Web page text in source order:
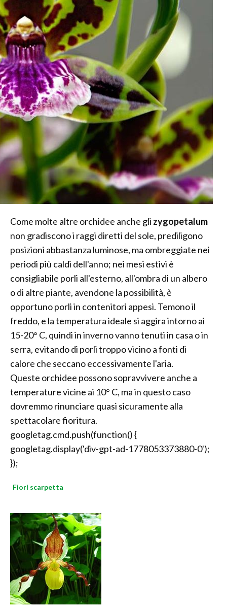
Come molte altre orchidee anche gli zygopetalum
non gradiscono i raggi diretti del sole, prediligono
posizioni abbastanza luminose, ma ombreggiate nei
periodi più caldi dell'anno; nei mesi estivi è
consigliabile porli all'esterno, all'ombra di un albero
o di altre piante, avendone la possibilità, è
opportuno porli in contenitori appesi. Temono il
freddo, e la temperatura ideale si aggira intorno ai
15-20° C, quindi in inverno vanno tenuti in casa o in
serra, evitando di porli troppo vicino a fonti di
calore che seccano eccessivamente l'aria.
Queste orchidee possono sopravvivere anche a
temperature vicine ai 10° C, ma in questo caso
dovremmo rinunciare quasi sicuramente alla
spettacolare fioritura.
googletag.cmd.push(function() {
googletag.display('div-gpt-ad-1778053373880-0');
});
Fiori scarpetta